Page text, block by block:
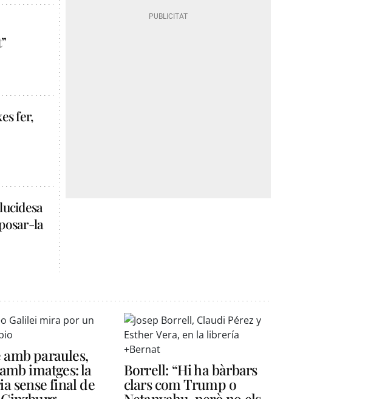
fer,
la
amb paraules,
imatges: la
sense final de
Borrell: “Hi ha bàrbars
clars com Trump o